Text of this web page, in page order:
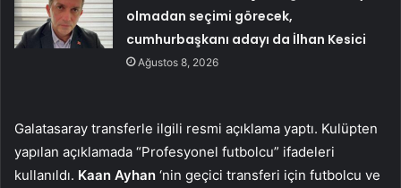
olmadan seçimi görecek,
cumhurbaşkanı adayı da İlhan Kesici
Ağustos 8, 2026
Galatasaray transferle ilgili resmi açıklama yaptı. Kulüpten
yapılan açıklamada “Profesyonel futbolcu” ifadeleri
kullanıldı. Kaan Ayhan ‘nin geçici transferi için futbolcu ve